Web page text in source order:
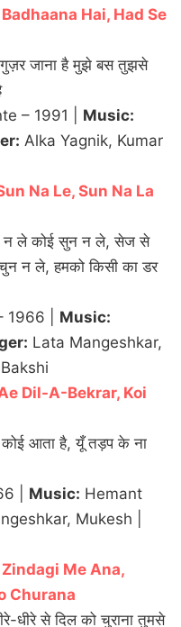
Hai, Had Se
गुज़र जाना है मुझे बस तुझसे
– 1991 | Music:
Alka Yagnik, Kumar
Na Le, Sun Na La
न ले कोई सुन न ले, सेज से
न ले, हमको किसी का डर
1966 | Music:
Lata Mangeshkar,
Dil-A-Bekrar, Koi
कोई आता है, यूँ तड़प के ना
| Music: Hemant
Mukesh |
Me Ana,
Churana
धीरे से दिल को चुराना तुमसे